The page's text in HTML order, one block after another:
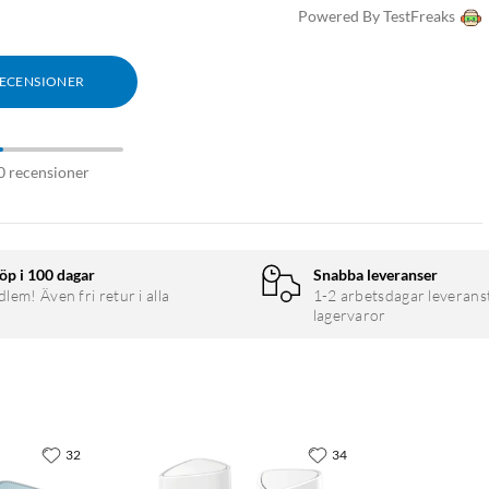
Powered By TestFreaks
recensioner
i 100 dagar
Även fri retur i alla
Snabba leveranser
1-2 arbetsdagar
lagervaror
32 34